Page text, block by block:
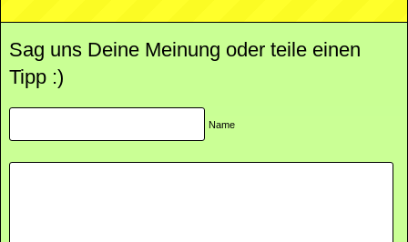
Sag uns Deine Meinung oder teile einen
Tipp :)
Name